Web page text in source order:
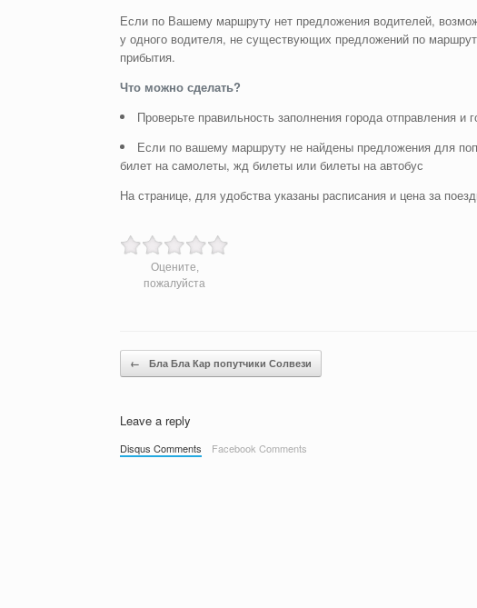
Если по Вашему маршруту нет предложения водителей,
у одного водителя, не существующих предложений по
прибытия.
Что можно сделать?
Проверьте правильность заполнения города отправления и
Если по вашему маршруту не найдены предложения для
билет на самолеты, жд билеты или билеты на автобус
На странице, для удобства указаны расписания и цена за
Оцените,
пожалуйста
Post navigation
← Бла Бла Кар попутчики Солвези
Leave a reply
Disqus Comments Facebook Comments